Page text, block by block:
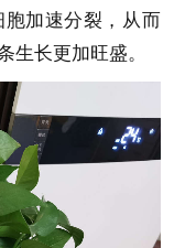
加速分裂，从而
生长更加旺盛。